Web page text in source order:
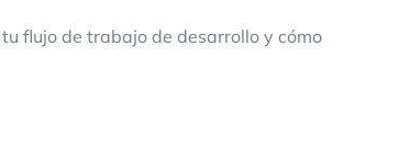
flujo de trabajo de desarrollo y cómo